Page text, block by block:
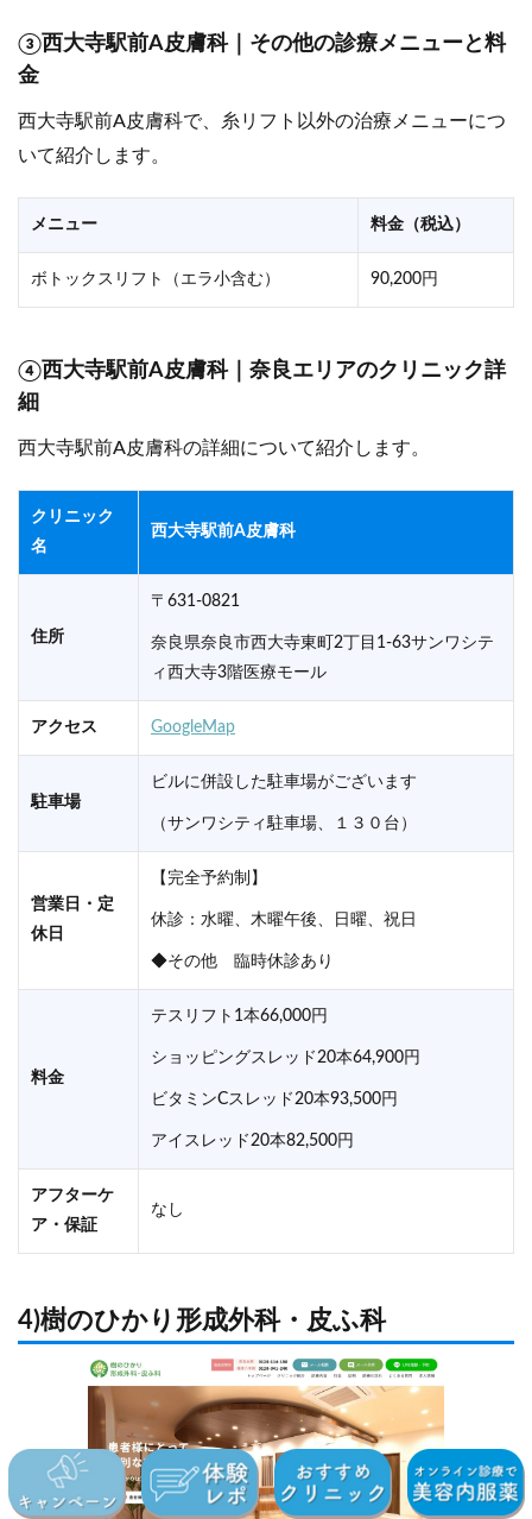
③西大寺駅前A皮膚科｜その他の診療メニューと料
金
西大寺駅前A皮膚科で、糸リフト以外の治療メニューにつ
いて紹介します。
メニュー 料金（税込）
ボトックスリフト（エラ小含む） 90,200円
④西大寺駅前A皮膚科｜奈良エリアのクリニック詳
細
西大寺駅前A皮膚科の詳細について紹介します。
クリニック
名
西大寺駅前A皮膚科
住所
〒631-0821
奈良県奈良市西大寺東町2丁目1-63サンワシテ
ィ西大寺3階医療モール
アクセス GoogleMap
駐車場
ビルに併設した駐車場がございます
（サンワシティ駐車場、１３０台）
営業日・定
休日
【完全予約制】
休診：水曜、木曜午後、日曜、祝日
◆その他 臨時休診あり
料金
テスリフト1本66,000円
ショッピングスレッド20本64,900円
ビタミンCスレッド20本93,500円
アイスレッド20本82,500円
アフターケ
ア・保証
なし
4)樹のひかり形成外科・皮ふ科